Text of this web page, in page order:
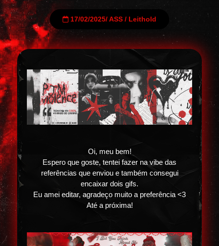
17/02/2025/ ASS / Leithold
Oi, meu bem!
Espero que goste, tentei fazer na vibe das
referências que enviou e também consegui
encaixar dois gifs.
Eu amei editar, agradeço muito a preferência <3
Até a próxima!